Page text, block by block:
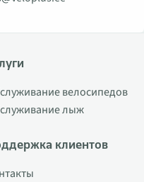
велосипедов
лыж
клиентов